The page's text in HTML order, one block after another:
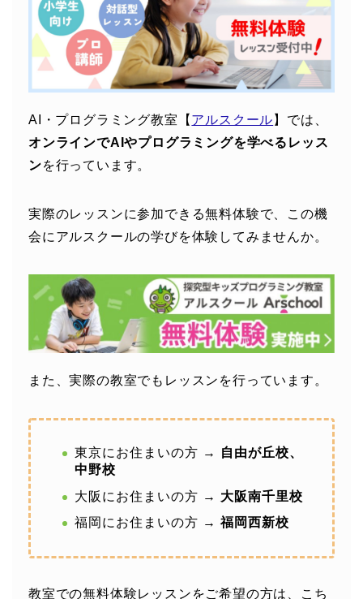
AI・プログラミング教室【 アルスクール 】では、
オンラインでAIやプログラミングを学べるレッス
ンを行っています。
実際のレッスンに参加できる無料体験で、この機
会にアルスクールの学びを体験してみませんか。
また、実際の教室でもレッスンを行っています。
東京にお住まいの方 →
自由が丘校、
中野校
大阪にお住まいの方 → 大阪南千里校
福岡にお住まいの方 →福岡西新校
教室での無料体験レッスンをご希望の方は、こち